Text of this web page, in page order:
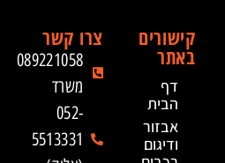
קישורים
באתר
דף
הבית
אבזור
ודיגום
צרו קשר
089221058
משרד
052-
5513331